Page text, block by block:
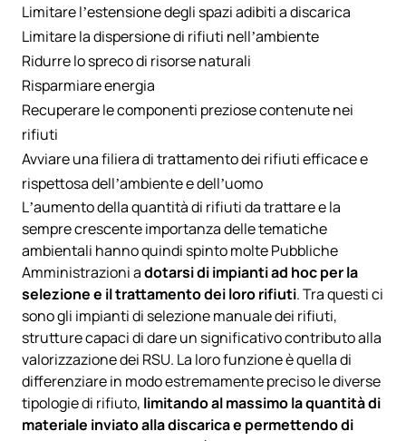
Limitare l’estensione degli spazi adibiti a discarica
Limitare la dispersione di rifiuti nell’ambiente
Ridurre lo spreco di risorse naturali
Risparmiare energia
Recuperare le componenti preziose contenute nei
rifiuti
Avviare una filiera di trattamento dei rifiuti efficace e
rispettosa dell’ambiente e dell’uomo
L’aumento della quantità di rifiuti da trattare e la
sempre crescente importanza delle tematiche
ambientali hanno quindi spinto molte Pubbliche
Amministrazioni adotarsi di impiantiad hocper la
selezione e il trattamento dei loro rifiuti. Tra questi ci
sono gli impianti di selezione manuale dei rifiuti,
strutture capaci di dare un significativo contributo alla
valorizzazione dei RSU. La loro funzione è quella di
differenziare in modo estremamente preciso le diverse
tipologie di rifiuto, limitando al massimo la quantità di
materiale inviato alla discarica e permettendo di